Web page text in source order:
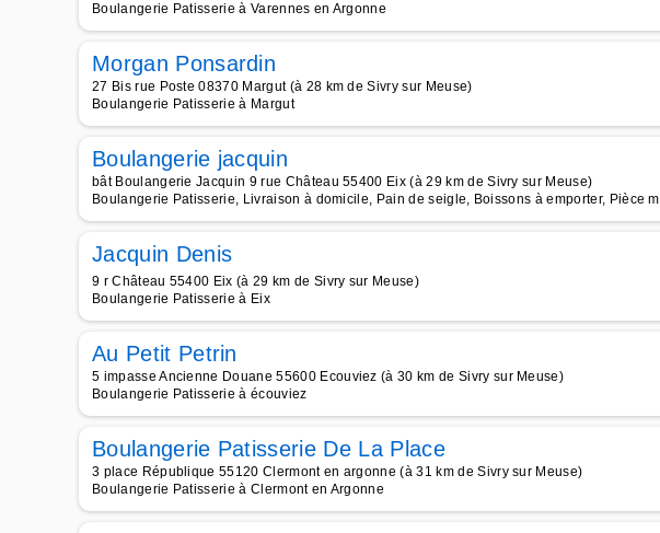
Boulangerie Patisserie à Varennes en Argonne
Morgan Ponsardin
27 Bis rue Poste 08370 Margut (à 28 km de Sivry sur Meuse)
Boulangerie Patisserie à Margut
Boulangerie jacquin
bât Boulangerie Jacquin 9 rue Château 55400 Eix (à 29 km de Sivry sur Meuse)
Boulangerie Patisserie, Livraison à domicile, Pain de seigle, Boissons à emporter, Pièce m
Jacquin Denis
9 r Château 55400 Eix (à 29 km de Sivry sur Meuse)
Boulangerie Patisserie à Eix
Au Petit Petrin
5 impasse Ancienne Douane 55600 Ecouviez (à 30 km de Sivry sur Meuse)
Boulangerie Patisserie à écouviez
Boulangerie Patisserie De La Place
3 place République 55120 Clermont en argonne (à 31 km de Sivry sur Meuse)
Boulangerie Patisserie à Clermont en Argonne